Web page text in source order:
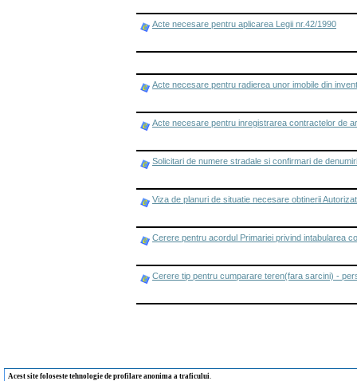
Acte necesare pentru aplicarea Legii nr.42/1990
Acte necesare pentru radierea unor imobile din
Acte necesare pentru inregistrarea contractelor de
Solicitari de numere stradale si confirmari de
Viza de planuri de situatie necesare obtinerii
Cerere pentru acordul Primariei privind intabularea
Cerere tip pentru cumparare teren(fara sarcini) -
Acest site foloseste tehnologie de profilare anonima a traficului.